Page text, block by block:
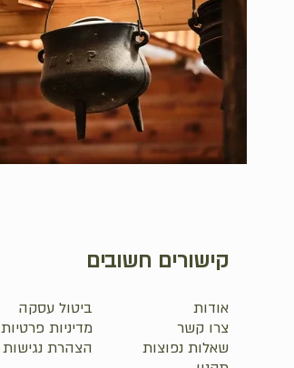
₪0.0
קישורים חשובים
אודות
צרו קשר
שאלות נפוצות
ביטול עסקה
מדיניות פרטיות
הצהרת נגישות